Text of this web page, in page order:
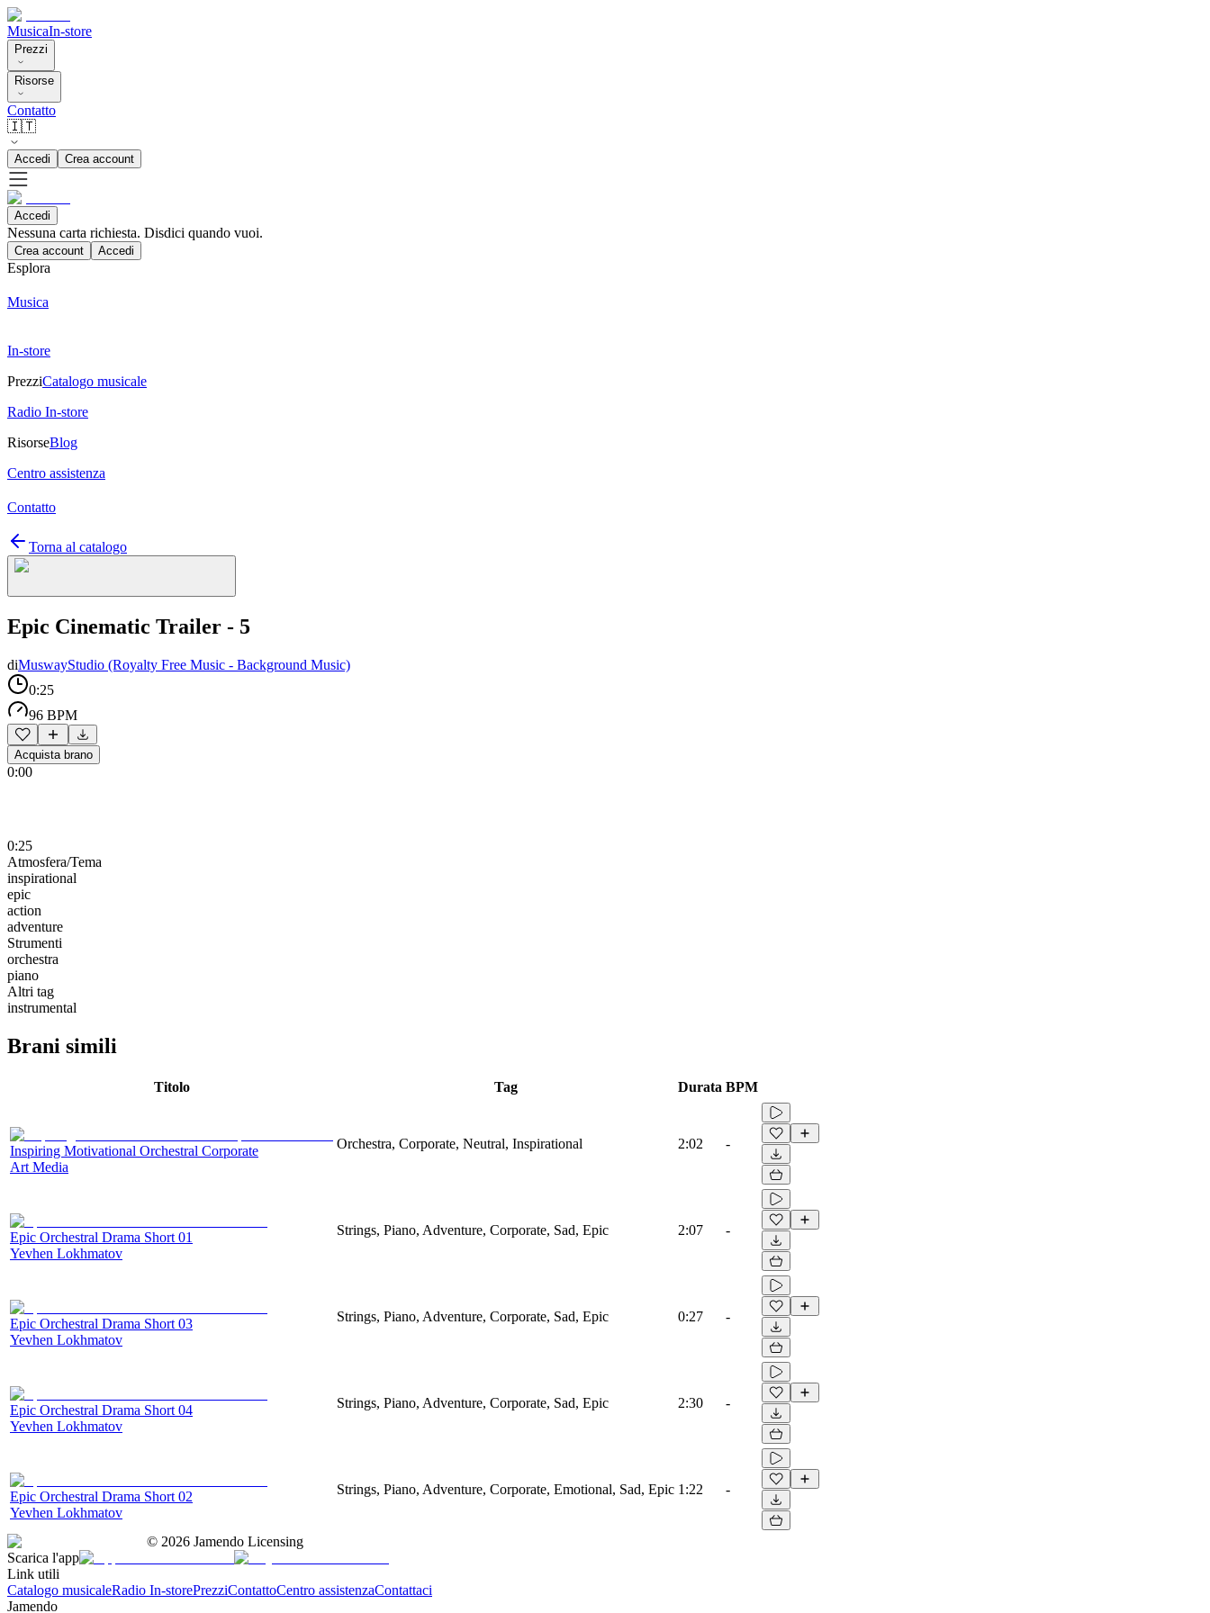
MusicaIn-store
Prezzi
Risorse
Contatto
🇮🇹
Accedi Crea account
Accedi
Nessuna carta richiesta. Disdici quando vuoi.
Crea account Accedi
Esplora
Musica
In-store
PrezziCatalogo musicale
Radio In-store
RisorseBlog
Centro assistenza
Contatto
Torna al catalogo
Epic Cinematic Trailer - 5
diMuswayStudio (Royalty Free Music - Background Music)
0:25
96 BPM
Acquista brano
0:00
0:25
Atmosfera/Tema
inspirational
epic
action
adventure
Strumenti
orchestra
piano
Altri tag
instrumental
Brani simili
Titolo Tag Durata BPM
Inspiring Motivational Orchestral Corporate
Art Media
Orchestra, Corporate, Neutral, Inspirational 2:02 -
Epic Orchestral Drama Short 01
Yevhen Lokhmatov
Strings, Piano, Adventure, Corporate, Sad, Epic 2:07 -
Epic Orchestral Drama Short 03
Yevhen Lokhmatov
Strings, Piano, Adventure, Corporate, Sad, Epic 0:27 -
Epic Orchestral Drama Short 04
Yevhen Lokhmatov
Strings, Piano, Adventure, Corporate, Sad, Epic 2:30 -
Epic Orchestral Drama Short 02
Yevhen Lokhmatov
Strings, Piano, Adventure, Corporate, Emotional, Sad, Epic 1:22 -
© 2026 Jamendo Licensing
Scarica l'app
Link utili
Catalogo musicaleRadio In-storePrezziContattoCentro assistenzaContattaci
Jamendo